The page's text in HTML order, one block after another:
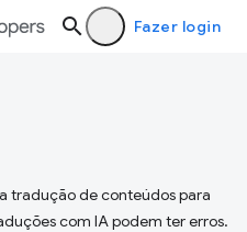
Fazer login
tradução de conteúdos para
com IA podem ter erros.